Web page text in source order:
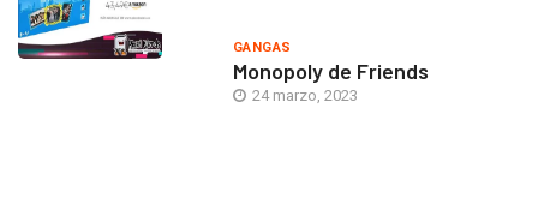
GANGAS
Monopoly de Friends
24 marzo, 2023